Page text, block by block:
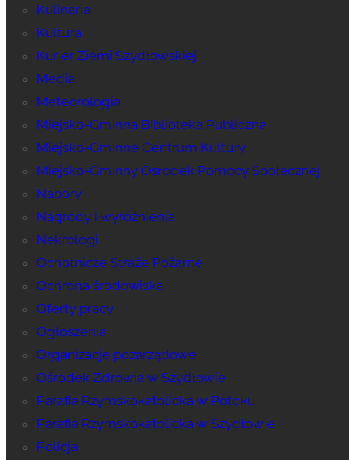
Kulinaria
Kultura
Kurier Ziemi Szydłowskiej
Media
Meteorologia
Miejsko-Gminna Biblioteka Publiczna
Miejsko-Gminne Centrum Kultury
Miejsko-Gminny Ośrodek Pomocy Społecznej
Nabory
Nagrody i wyróżnienia
Nekrologi
Ochotnicze Straże Pożarne
Ochrona środowiska
Oferty pracy
Ogłoszenia
Organizacje pozarządowe
Ośrodek Zdrowia w Szydłowie
Parafia Rzymskokatolicka w Potoku
Parafia Rzymskokatolicka w Szydłowie
Policja